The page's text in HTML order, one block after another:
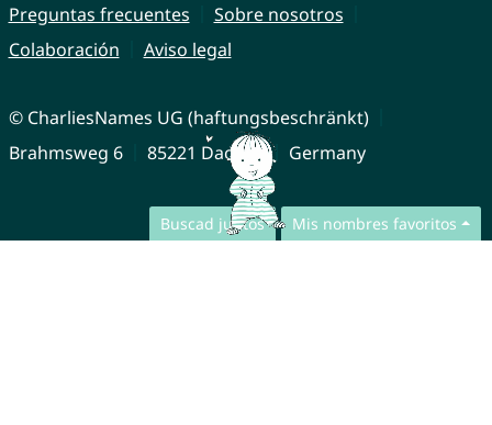
Buscad juntos Mis nombres favoritos
Preguntas frecuentes
Sobre nosotros
Colaboración
Aviso legal
© CharliesNames UG (haftungsbeschränkt)
Brahmsweg 6
85221 Dachau Germany